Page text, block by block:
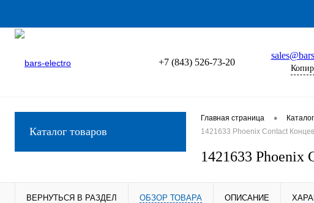
+7 (843) 526-73-20
Каталог товаров
Главная страница •
1421633 Phoenix Contact
1421633 Phoenix
ВЕРНУТЬСЯ В РАЗДЕЛ ОБЗОР ТОВАРА ОПИСАНИЕ